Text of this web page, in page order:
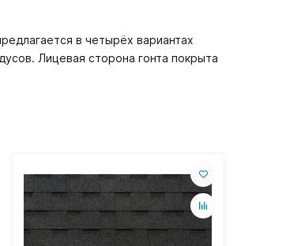
в четырёх вариантах
Лицевая сторона гонта покрыта